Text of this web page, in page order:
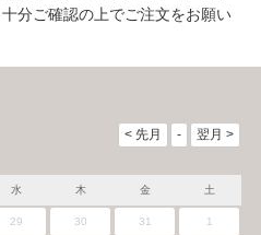
分ご確認の上でご注文をお願い
水 木 金 土
29 30 31 1